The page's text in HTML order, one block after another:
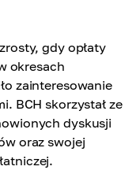
gdy opłaty
okresach
zainteresowanie
BCH skorzystał ze
dyskusji
oraz swojej